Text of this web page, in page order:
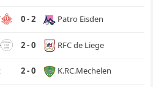
0 - 2 Patro Eisden
2 - 0 RFC de Liege
2 - 0 K.RC.Mechelen